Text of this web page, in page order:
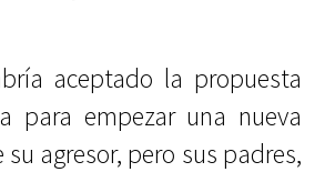
aceptado la propuesta
para empezar una nueva
agresor, pero sus padres,